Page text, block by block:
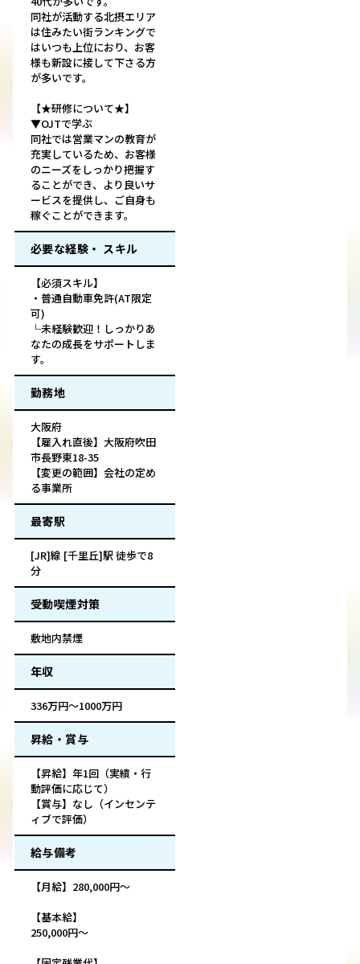
同社が活動する北摂エリア
は住みたい街ランキングで
はいつも上位におり、お客
様も新設に接して下さる方
が多いです。
【★研修について★】
▼OJTで学ぶ
同社では営業マンの教育が
充実しているため、お客様
のニーズをしっかり把握す
ることができ、より良いサ
ービスを提供し、ご自身も
稼ぐことができます。
必要な経験・ スキル
【必須スキル】
・普通自動車免許(AT限定
可)
└未経験歓迎！しっかりあ
なたの成長をサポートしま
す。
勤務地
大阪府
【雇入れ直後】大阪府吹田
市長野東18-35
【変更の範囲】会社の定め
る事業所
最寄駅
[JR]線 [千里丘]駅 徒歩で8
分
受動喫煙対策
敷地内禁煙
年収
336万円～1000万円
昇給・賞与
【昇給】年1回（実績・行
動評価に応じて）
【賞与】なし（インセンテ
ィブで評価）
給与備考
【月給】280,000円～
【基本給】
250,000円～